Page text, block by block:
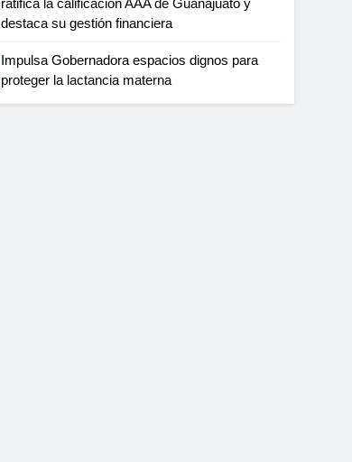
destaca su gestión financiera
Impulsa Gobernadora espacios dignos para
proteger la lactancia materna